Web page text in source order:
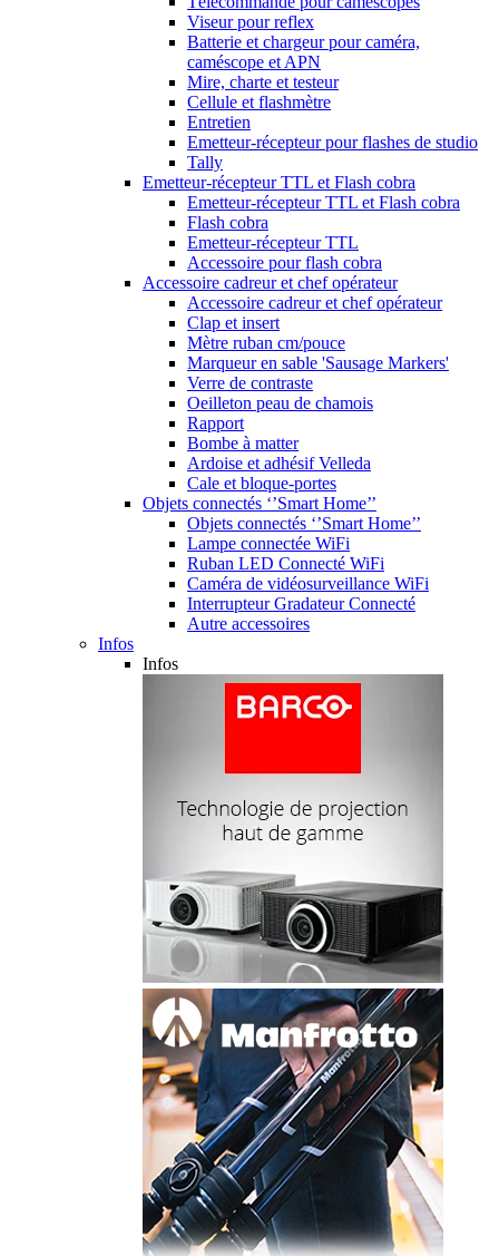
Viseur pour reflex
Batterie et chargeur pour caméra,
caméscope et APN
Mire, charte et testeur
Cellule et flashmètre
Entretien
Emetteur-récepteur pour flashes de studio
Tally
Emetteur-récepteur TTL et Flash cobra
Emetteur-récepteur TTL et Flash cobra
Flash cobra
Emetteur-récepteur TTL
Accessoire pour flash cobra
Accessoire cadreur et chef opérateur
Accessoire cadreur et chef opérateur
Clap et insert
Mètre ruban cm/pouce
Marqueur en sable 'Sausage Markers'
Verre de contraste
Oeilleton peau de chamois
Rapport
Bombe à matter
Ardoise et adhésif Velleda
Cale et bloque-portes
Objets connectés ‘’Smart Home’’
Objets connectés ‘’Smart Home’’
Lampe connectée WiFi
Ruban LED Connecté WiFi
Caméra de vidéosurveillance WiFi
Interrupteur Gradateur Connecté
Autre accessoires
Infos
Infos